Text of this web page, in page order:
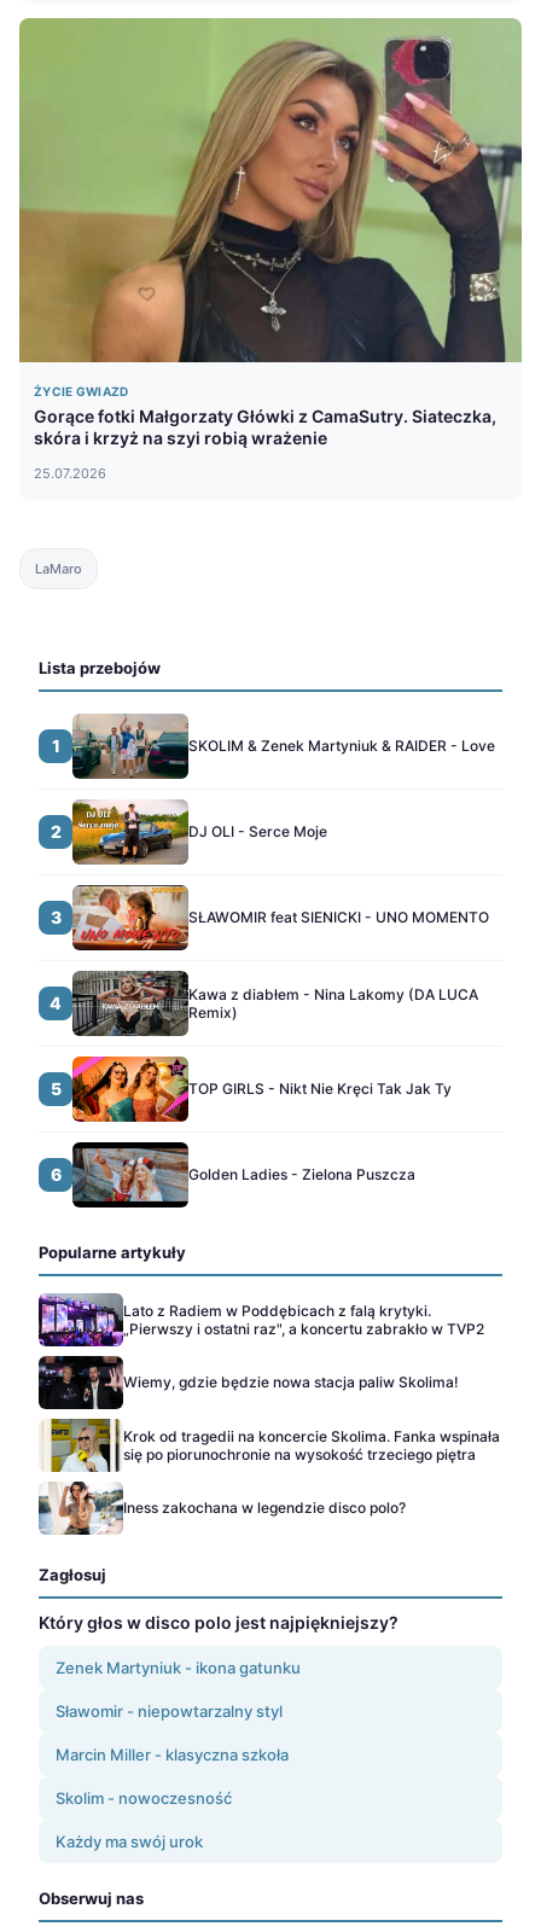
ŻYCIE GWIAZD
Gorące fotki Małgorzaty Główki z CamaSutry. Siateczka,
skóra i krzyż na szyi robią wrażenie
25.07.2026
LaMaro
Lista przebojów
1 SKOLIM & Zenek Martyniuk & RAIDER - Love
2 DJ OLI - Serce Moje
3 SŁAWOMIR feat SIENICKI - UNO MOMENTO
4
Kawa z diabłem - Nina Lakomy (DA LUCA
Remix)
5 TOP GIRLS - Nikt Nie Kręci Tak Jak Ty
6 Golden Ladies - Zielona Puszcza
Popularne artykuły
Lato z Radiem w Poddębicach z falą krytyki.
„Pierwszy i ostatni raz", a koncertu zabrakło w TVP2
Wiemy, gdzie będzie nowa stacja paliw Skolima!
Krok od tragedii na koncercie Skolima. Fanka wspinała
się po piorunochronie na wysokość trzeciego piętra
Iness zakochana w legendzie disco polo?
Zagłosuj
Który głos w disco polo jest najpiękniejszy?
Zenek Martyniuk - ikona gatunku
Sławomir - niepowtarzalny styl
Marcin Miller - klasyczna szkoła
Skolim - nowoczesność
Każdy ma swój urok
Obserwuj nas